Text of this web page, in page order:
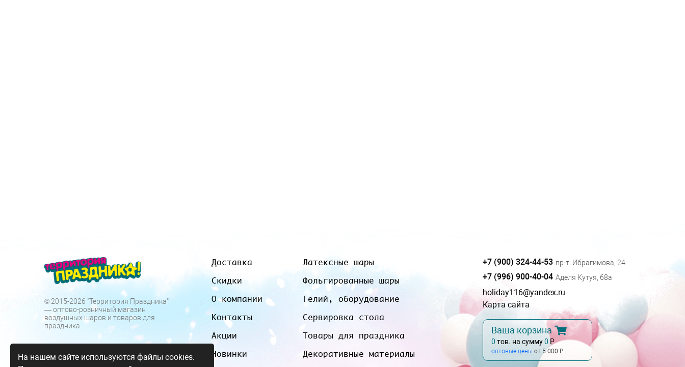
© 2015-2026 "Территория Праздника"
— оптово-розничный магазин
воздушных шаров и товаров для
праздника.
Доставка
Скидки
О компании
Контакты
Акции
Новинки
Латексные шары
Фольгированные шары
Гелий, оборудование
Сервировка стола
Товары для праздника
Декоративные материалы
+7 (900) 324-44-53 пр-т. Ибрагимова, 24
+7 (996) 900-40-04 Аделя Кутуя, 68а
holiday116@yandex.ru
Карта сайта
Ваша корзина
0 тов. на сумму0 Р
оптовые цены от 5 000 Р
На нашем сайте используются файлы cookies.